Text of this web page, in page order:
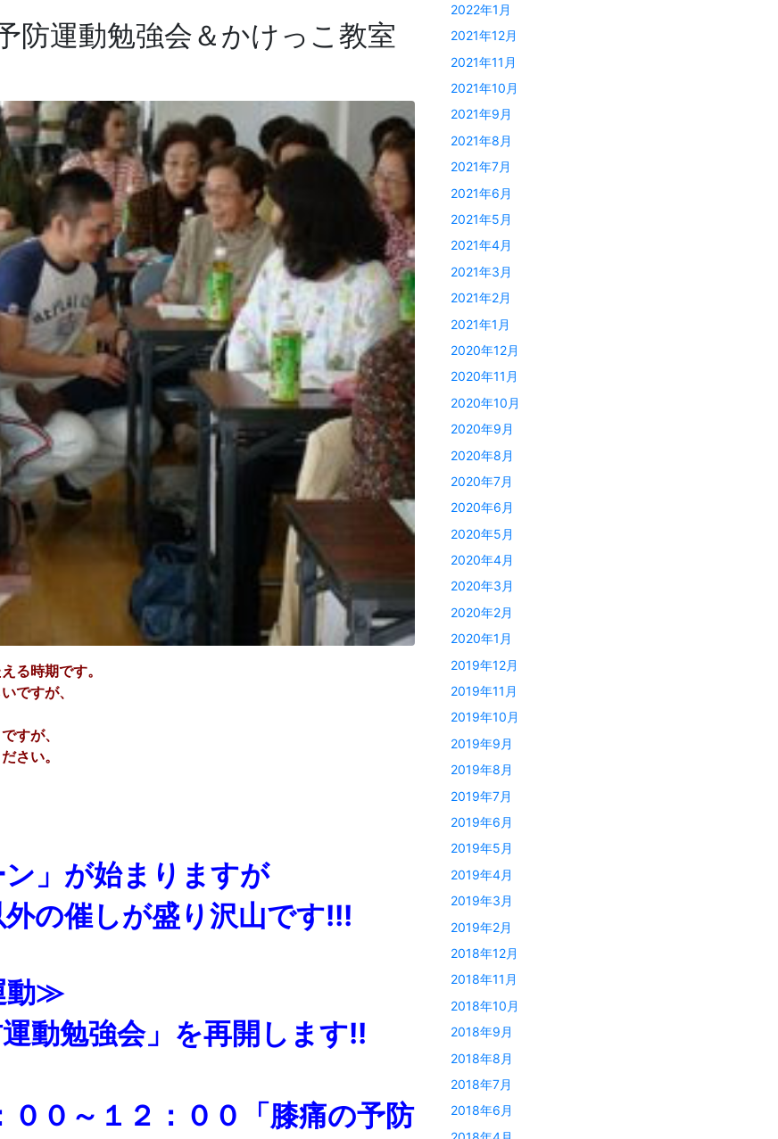
運動勉強会＆かけっこ教室
る時期です。
ですが、
すが、
さい。
」が始まりますが
外の催しが盛り沢山です!!!
動≫
動勉強会」を再開します!!
０～１２：００「膝痛の予防
2022年1月
2021年12月
2021年11月
2021年10月
2021年9月
2021年8月
2021年7月
2021年6月
2021年5月
2021年4月
2021年3月
2021年2月
2021年1月
2020年12月
2020年11月
2020年10月
2020年9月
2020年8月
2020年7月
2020年6月
2020年5月
2020年4月
2020年3月
2020年2月
2020年1月
2019年12月
2019年11月
2019年10月
2019年9月
2019年8月
2019年7月
2019年6月
2019年5月
2019年4月
2019年3月
2019年2月
2018年12月
2018年11月
2018年10月
2018年9月
2018年8月
2018年7月
2018年6月